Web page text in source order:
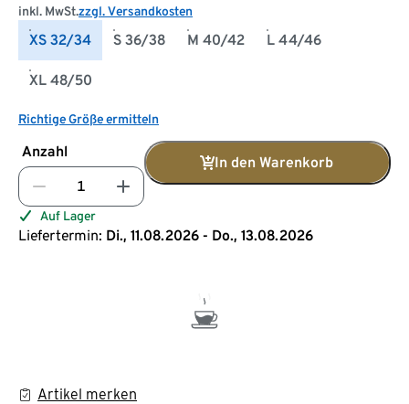
inkl. MwSt.zzgl. Versandkosten
XS 32/34 S 36/38 M 40/42 L 44/46
XL 48/50
Richtige Größe ermitteln
Anzahl
In den Warenkorb
Auf Lager
Liefertermin: Di., 11.08.2026 - Do., 13.08.2026
Artikel merken